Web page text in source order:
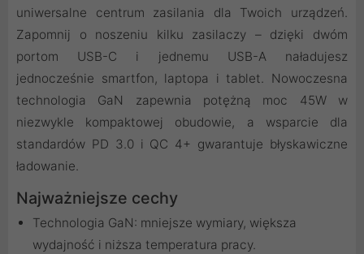
uniwersalne centrum zasilania dla Twoich urządzeń.
Zapomnij o noszeniu kilku zasilaczy – dzięki dwóm
portom USB-C i jednemu USB-A naładujesz
jednocześnie smartfon, laptopa i tablet. Nowoczesna
technologia GaN zapewnia potężną moc 45W w
niezwykle kompaktowej obudowie, a wsparcie dla
standardów PD 3.0 i QC 4+ gwarantuje błyskawiczne
ładowanie.
Najważniejsze cechy
Technologia GaN: mniejsze wymiary, większa
wydajność i niższa temperatura pracy.